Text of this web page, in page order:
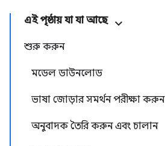
এই পৃষ্ঠায় যা যা আছে
শুরু করুন
মডেল ডাউনলোড
ভাষা জোড়ার সমর্থন পরীক্ষা করুন
অনুবাদক তৈরি করুন এবং চালান